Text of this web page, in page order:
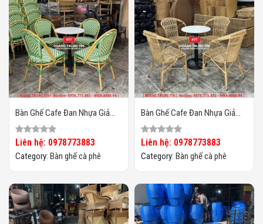
Bàn Ghế Cafe Đan Nhựa Giả
Mây HTT-060
Liên hệ: 0978773883
Category: Bàn ghế cà phê
Bàn Ghế Cafe Đan Nhựa Giả
Mây HTT-059
Liên hệ: 0978773883
Category: Bàn ghế cà phê